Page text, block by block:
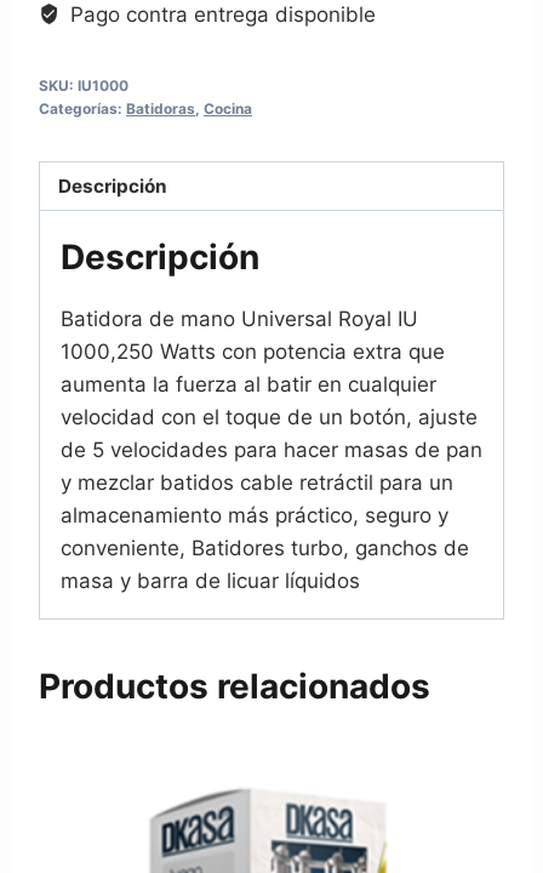
Pago contra entrega disponible
SKU: IU1000
Categorías: Batidoras Cocina
Descripción
Descripción
Batidora de mano Universal Royal IU
1000,250 Watts con potencia extra que
aumenta la fuerza al batir en cualquier
velocidad con el toque de un botón, ajuste
de 5 velocidades para hacer masas de pan
y mezclar batidos cable retráctil para un
almacenamiento más práctico, seguro y
conveniente, Batidores turbo, ganchos de
masa y barra de licuar líquidos
Productos relacionados